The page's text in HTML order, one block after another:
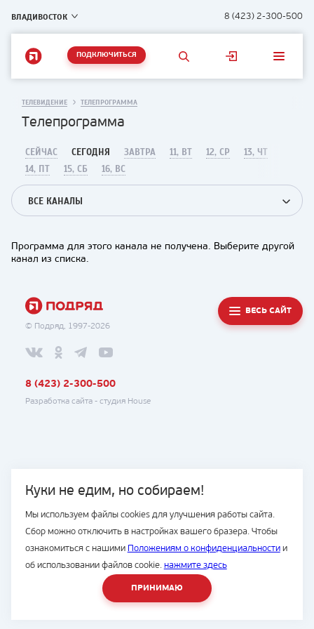
ВЛАДИВОСТОК 8 (423) 2-300-500
ПОДКЛЮЧИТЬСЯ
Куки не едим, но собираем!
Мы используем файлы cookies для улучшения работы сайта.
Сбор можно отключить в настройках вашего бразера. Чтобы
ознакомиться с нашими Положениям о конфиденциальностии
об использовании файлов cookie. нажмите здесь
ПРИНИМАЮ
ТЕЛЕВИДЕНИЕ ТЕЛЕПРОГРАММА
Телепрограмма
СЕЙЧАС СЕГОДНЯ ЗАВТРА 11, ВТ 12, СР
13, ЧТ
14, ПТ
15, СБ 16, ВС
ВСЕ КАНАЛЫ
Программа для этого канала не получена. Выберите другой
канал из списка.
© Подряд, 1997-2026
ВЕСЬ САЙТ
8 (423) 2-300-500
Разработка сайта - студия House